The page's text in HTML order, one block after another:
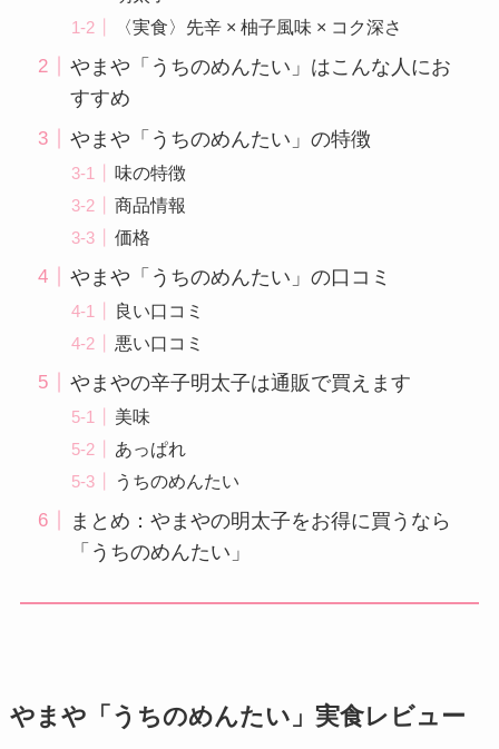
〈実食〉先辛 × 柚子風味 × コク深さ
やまや「うちのめんたい」はこんな人にお
すすめ
やまや「うちのめんたい」の特徴
味の特徴
商品情報
価格
やまや「うちのめんたい」の口コミ
良い口コミ
悪い口コミ
やまやの辛子明太子は通販で買えます
美味
あっぱれ
うちのめんたい
まとめ：やまやの明太子をお得に買うなら
「うちのめんたい」
やまや「うちのめんたい」実食レビュー